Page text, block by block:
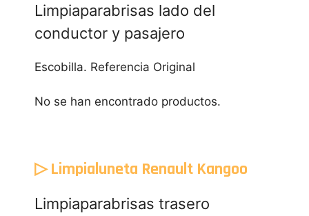
Limpiaparabrisas lado del
conductor y pasajero
Escobilla. Referencia Original
No se han encontrado productos.
▷ Limpialuneta Renault Kangoo
Limpiaparabrisas trasero